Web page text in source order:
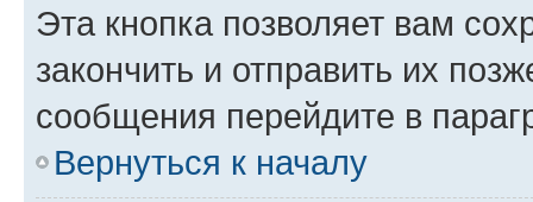
Эта кнопка позволяет вам
закончить и отправить их
сообщения перейдите в
Вернуться к началу